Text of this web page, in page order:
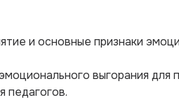
и основные признаки
выгорания для
педагогов.